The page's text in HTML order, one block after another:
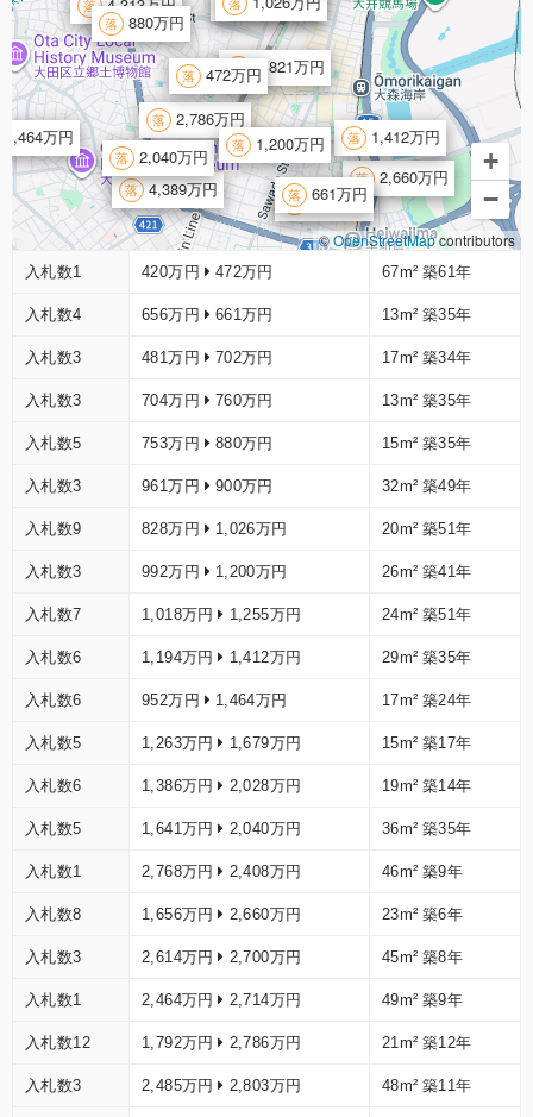
4,389万円
2,821万円
2,786万円
2,660万円
2,040万円
1,464万円 1,412万円
1,200万円
880万円
760万円
661万円
472万円
+
−
©OpenStreetMapcontributors
入札数1 420万円 472万円 67m² 築61年
入札数4 656万円 661万円 13m² 築35年
入札数3 481万円 702万円 17m² 築34年
入札数3 704万円 760万円 13m² 築35年
入札数5 753万円 880万円 15m² 築35年
入札数3 961万円 900万円 32m² 築49年
入札数9 828万円 1,026万円 20m² 築51年
入札数3 992万円 1,200万円 26m² 築41年
入札数7 1,018万円 1,255万円 24m² 築51年
入札数6 1,194万円 1,412万円 29m² 築35年
入札数6 952万円 1,464万円 17m² 築24年
入札数5 1,263万円 1,679万円 15m² 築17年
入札数6 1,386万円 2,028万円 19m² 築14年
入札数5 1,641万円 2,040万円 36m² 築35年
入札数1 2,768万円 2,408万円 46m² 築9年
入札数8 1,656万円 2,660万円 23m² 築6年
入札数3 2,614万円 2,700万円 45m² 築8年
入札数1 2,464万円 2,714万円 49m² 築9年
入札数12 1,792万円 2,786万円 21m² 築12年
入札数3 2,485万円 2,803万円 48m² 築11年